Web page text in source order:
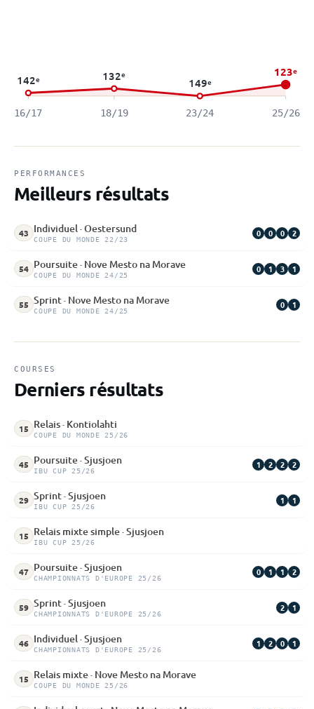
142e
16/17
132e
18/19
149e
23/24
123e
25/26
PERFORMANCES
Meilleurs résultats
43 Individuel · Oestersund
COUPE DU MONDE 22/23
0 0 0 2
54 Poursuite · Nove Mesto na Morave
COUPE DU MONDE 24/25
0 1 3 1
55 Sprint · Nove Mesto na Morave
COUPE DU MONDE 24/25
0 1
COURSES
Derniers résultats
15 Relais · Kontiolahti
COUPE DU MONDE 25/26
45 Poursuite · Sjusjoen
IBU CUP 25/26
1 2 2 2
29 Sprint · Sjusjoen
IBU CUP 25/26
1 1
15 Relais mixte simple · Sjusjoen
IBU CUP 25/26
47 Poursuite · Sjusjoen
CHAMPIONNATS D'EUROPE 25/26
0 1 1 2
59 Sprint · Sjusjoen
CHAMPIONNATS D'EUROPE 25/26
2 1
46 Individuel · Sjusjoen
CHAMPIONNATS D'EUROPE 25/26
1 2 0 1
15 Relais mixte · Nove Mesto na Morave
COUPE DU MONDE 25/26